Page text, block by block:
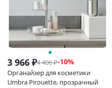
3 966 ₽4 406₽-10%
Органайзер для косметики
Umbra Pirouette, прозрачный